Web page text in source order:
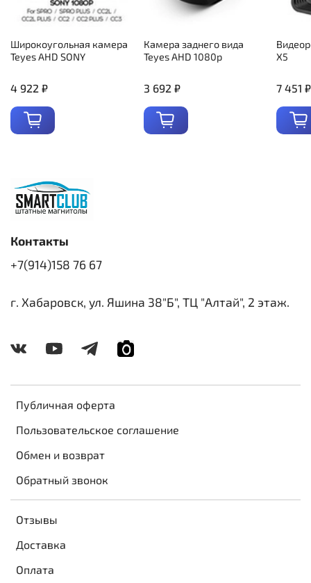
Широкоугольная камера
Teyes AHD SONY
4 922 ₽
Камера заднего вида
Teyes AHD 1080p
3 692 ₽
X5
7 451 ₽
Публичная оферта
Пользовательское соглашение
Обмен и возврат
Обратный звонок
Отзывы
Доставка
Оплата
Контакты
+7(914)158 76 67
г. Хабаровск, ул. Яшина 38"Б", ТЦ "Алтай", 2 этаж.